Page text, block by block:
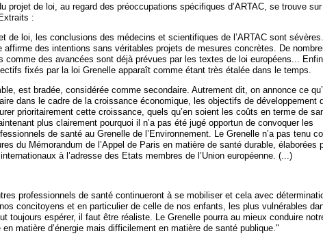
projet de loi, au regard des préoccupations spécifiques d’ARTAC, se trouve
Extraits :
de loi, les conclusions des médecins et scientifiques de l’ARTAC sont
affirme des intentions sans véritables projets de mesures concrètes. De
comme des avancées sont déjà prévues par les textes de loi européens...
fixés par la loi Grenelle apparaît comme étant très étalée dans le temps.
est bradée, considérée comme secondaire. Autrement dit, on annonce ce
dans le cadre de la croissance économique, les objectifs de développement
prioritairement cette croissance, quels qu’en soient les coûts en terme de
plus clairement pourquoi il n’a pas été jugé opportun de convoquer les
de santé au Grenelle de l’Environnement. Le Grenelle n’a pas tenu
du Mémorandum de l’Appel de Paris en matière de santé durable, élaborées
à l’adresse des Etats membres de l’Union européenne. (...)
professionnels de santé continueront à se mobiliser et cela avec
concitoyens et en particulier de celle de nos enfants, les plus vulnérables
toujours espérer, il faut être réaliste. Le Grenelle pourra au mieux conduire
matière d’énergie mais difficilement en matière de santé publique."